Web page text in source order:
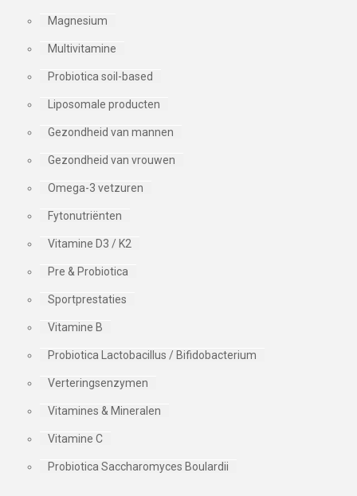
Magnesium
Multivitamine
Probiotica soil-based
Liposomale producten
Gezondheid van mannen
Gezondheid van vrouwen
Omega-3 vetzuren
Fytonutriënten
Vitamine D3 / K2
Pre & Probiotica
Sportprestaties
Vitamine B
Probiotica Lactobacillus / Bifidobacterium
Verteringsenzymen
Vitamines & Mineralen
Vitamine C
Probiotica Saccharomyces Boulardii